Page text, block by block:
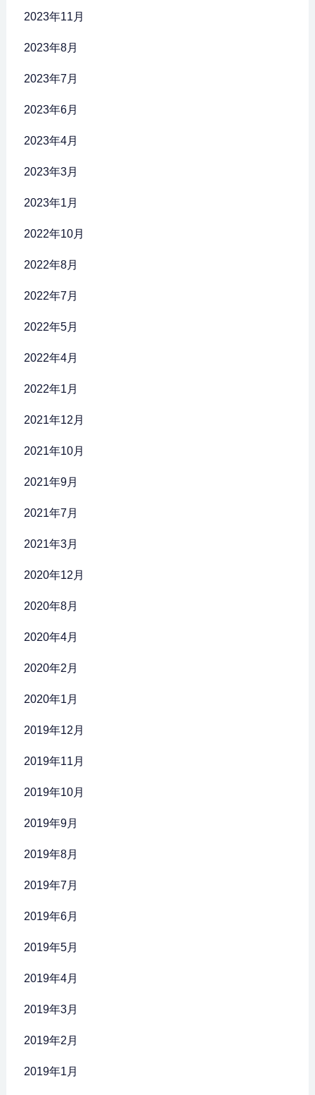
2023年11月
2023年8月
2023年7月
2023年6月
2023年4月
2023年3月
2023年1月
2022年10月
2022年8月
2022年7月
2022年5月
2022年4月
2022年1月
2021年12月
2021年10月
2021年9月
2021年7月
2021年3月
2020年12月
2020年8月
2020年4月
2020年2月
2020年1月
2019年12月
2019年11月
2019年10月
2019年9月
2019年8月
2019年7月
2019年6月
2019年5月
2019年4月
2019年3月
2019年2月
2019年1月